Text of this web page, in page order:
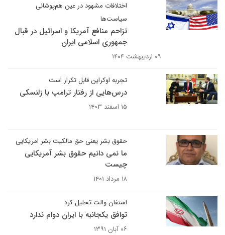
اختلافات مشهود در عین هم‌پوشانی
سیاست‌ها
تزاحم منافع آمریکا و اسرائیل در قبال
جمهوری اسلامی ایران
۰۹ اردیبهشت ۱۴۰۴
تجربه اوکراین قابل تکرار است
درس‌هایی از رفتار ترامپ با زلنسکی
۱۵ اسفند ۱۴۰۳
حقوق بشر یعنی حق مالکیت بشر امریکایی
ما نمی دانیم حقوق بشر آمریکایی
چیست
۱۸ مرداد ۱۴۰۱
استفان والت تحلیل کرد
توافق یکجانبه با ایران دوام ندارد
۰۶ آبان ۱۳۹۱